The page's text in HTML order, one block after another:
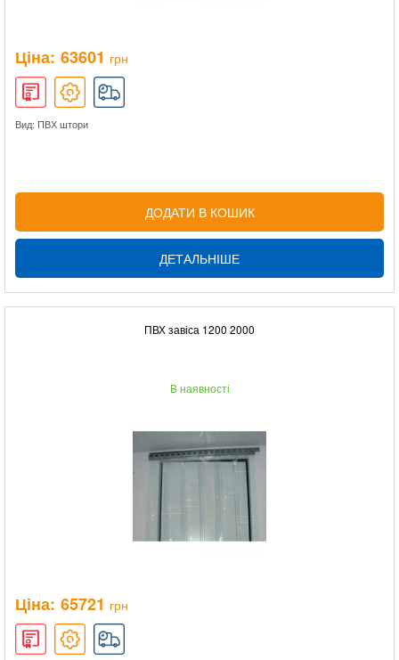
Ціна: 63601 грн
Вид: ПВХ штори
ДОДАТИ В КОШИК
ДЕТАЛЬНІШЕ
ПВХ завіса 1200 2000
В наявності
Ціна: 65721 грн